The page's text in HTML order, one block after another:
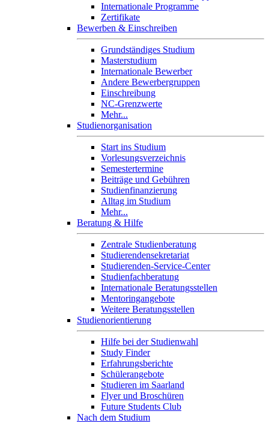
Internationale Programme
Zertifikate
Bewerben & Einschreiben
Grundständiges Studium
Masterstudium
Internationale Bewerber
Andere Bewerbergruppen
Einschreibung
NC-Grenzwerte
Mehr...
Studienorganisation
Start ins Studium
Vorlesungsverzeichnis
Semestertermine
Beiträge und Gebühren
Studienfinanzierung
Alltag im Studium
Mehr...
Beratung & Hilfe
Zentrale Studienberatung
Studierendensekretariat
Studierenden-Service-Center
Studienfachberatung
Internationale Beratungsstellen
Mentoringangebote
Weitere Beratungsstellen
Studienorientierung
Hilfe bei der Studienwahl
Study Finder
Erfahrungsberichte
Schülerangebote
Studieren im Saarland
Flyer und Broschüren
Future Students Club
Nach dem Studium